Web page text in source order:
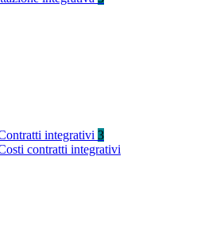
integrativi 3
contratti integrativi